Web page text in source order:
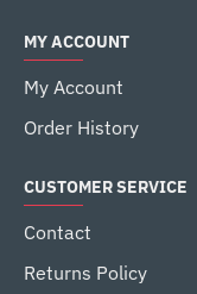
MY ACCOUNT
My Account
Order History
CUSTOMER SERVICE
Contact
Returns Policy